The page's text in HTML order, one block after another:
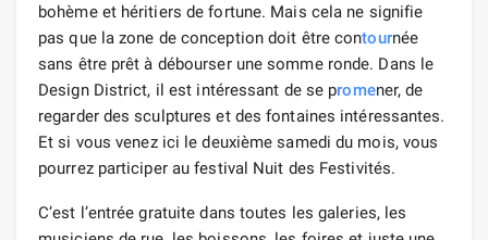
bohème et héritiers de fortune. Mais cela ne signifie
pas que la zone de conception doit être contournée
sans être prêt à débourser une somme ronde. Dans le
Design District, il est intéressant de se promener, de
regarder des sculptures et des fontaines intéressantes.
Et si vous venez ici le deuxième samedi du mois, vous
pourrez participer au festival Nuit des Festivités.
C’est l’entrée gratuite dans toutes les galeries, les